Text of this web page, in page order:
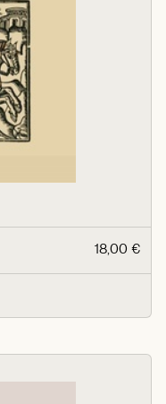
18,00 €